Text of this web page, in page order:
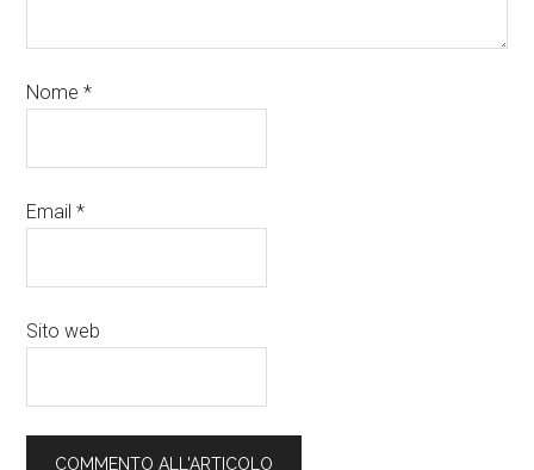
Nome*
Email*
Sito web